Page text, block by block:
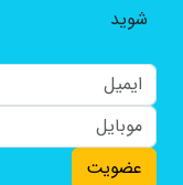
شوید
عضویت